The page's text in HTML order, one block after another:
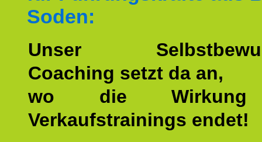
Soden:
Unser
Coaching setzt da an,
wo die Wirkung
Verkaufstrainings endet!